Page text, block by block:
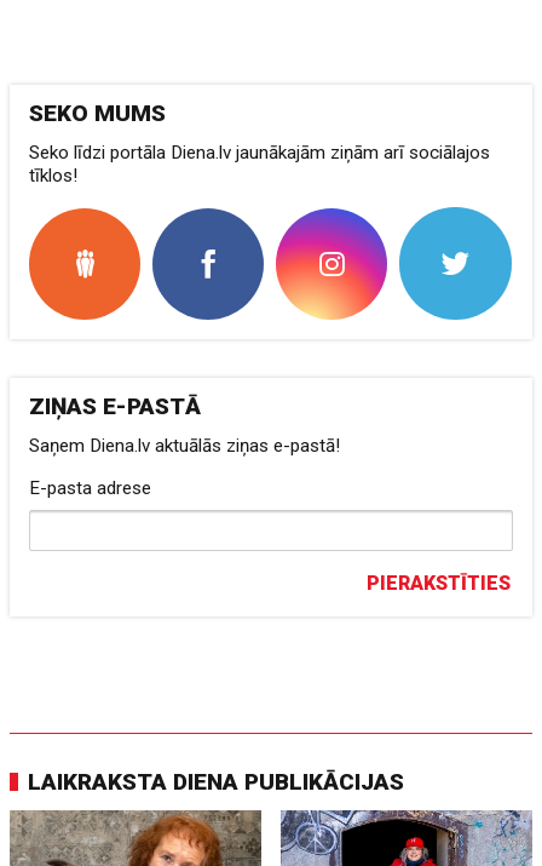
SEKO MUMS
Seko līdzi portāla Diena.lv jaunākajām ziņām arī sociālajos
tīklos!
ZIŅAS E-PASTĀ
Saņem Diena.lv aktuālās ziņas e-pastā!
E-pasta adrese
PIERAKSTĪTIES
LAIKRAKSTA DIENA PUBLIKĀCIJAS